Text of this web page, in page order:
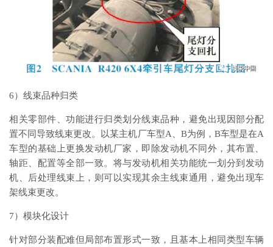
6）线束品种归类
相关零部件、功能进行归类划分线束品种，避免出现因部分配
置不同导致线束更改。以某主机厂车型A、B为例，B车型是在A
车型的基础上更换发动机厂家，即除发动机不同外，其布置、
轴距、配置等全部一致。将与发动机相关功能统一划分到发动
机、后处理线束上，则可以实现其余主线束通用，避免出现车
架线束更改。
7）模块化设计
针对部分装配难但局部布置形式一致，且基本上相同类型车辆